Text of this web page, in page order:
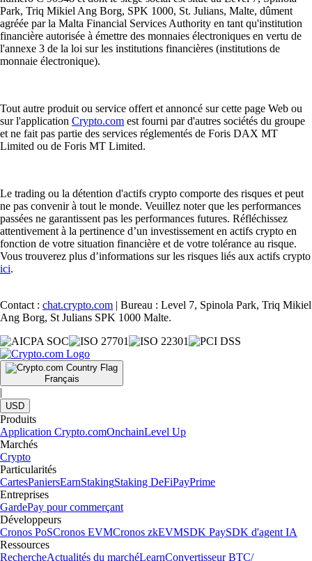
Park, Triq Mikiel Ang Borg, SPK 1000, St. Julians, Malte, dûment
agréée par la Malta Financial Services Authority en tant qu'institution
financière autorisée à émettre des monnaies électroniques en vertu de
l'annexe 3 de la loi sur les institutions financières (institutions de
monnaie électronique).
Tout autre produit ou service offert et annoncé sur cette page Web ou
sur l'application Crypto.com est fourni par d'autres sociétés du groupe
et ne fait pas partie des services réglementés de Foris DAX MT
Limited ou de Foris MT Limited.
Le trading ou la détention d'actifs crypto comporte des risques et peut
ne pas convenir à tout le monde. Veuillez noter que les performances
passées ne garantissent pas les performances futures. Réfléchissez
attentivement à la pertinence d’un investissement en actifs crypto en
fonction de votre situation financière et de votre tolérance au risque.
Vous trouverez plus d’informations sur les risques liés aux actifs crypto
ici.
Contact : chat.crypto.com | Bureau : Level 7, Spinola Park, Triq Mikiel
Ang Borg, St Julians SPK 1000 Malte.
Français
|
USD
Produits
Application Crypto.comOnchainLevel Up
Marchés
Crypto
Particularités
CartesPaniersEarnStakingStaking DeFiPayPrime
Entreprises
GardePay pour commerçant
Développeurs
Cronos PoSCronos EVMCronos zkEVMSDK PaySDK d'agent IA
Ressources
RechercheActualités du marchéLearnConvertisseur BTC/